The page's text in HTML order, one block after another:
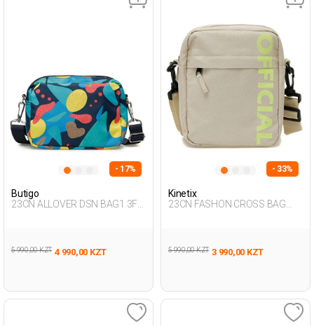
- 17%
Butigo
23CN ALLOVER DSN BAG1 3FX
5 990,00 KZT 4 990,00 KZT
- 33%
Kinetix
23CN FASHON CROSS BAG
5 990,00 KZT 3 990,00 KZT